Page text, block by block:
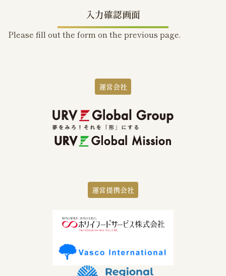
入力確認画面
Please fill out the form on the previous page.
運営会社
運営提携会社